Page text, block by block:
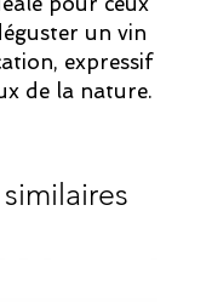
un vin
expressif
de la nature.